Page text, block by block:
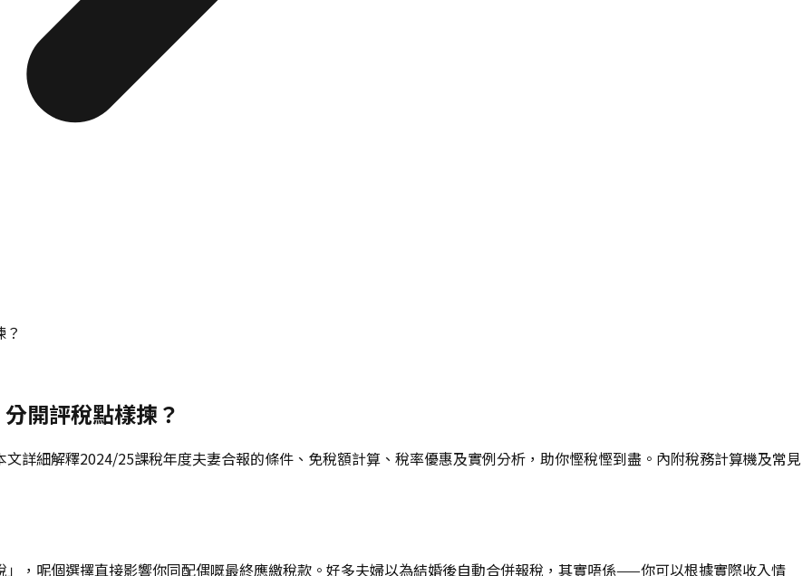
開評稅點樣揀？
詳細解釋2024/25課稅年度夫妻合報的條件、免稅額計算、稅率優惠及實例分析，助你慳稅慳到盡。內附稅務計算機及常見
，呢個選擇直接影響你同配偶嘅最終應繳稅款。好多夫婦以為結婚後自動合併報稅，其實唔係——你可以根據實際收入情